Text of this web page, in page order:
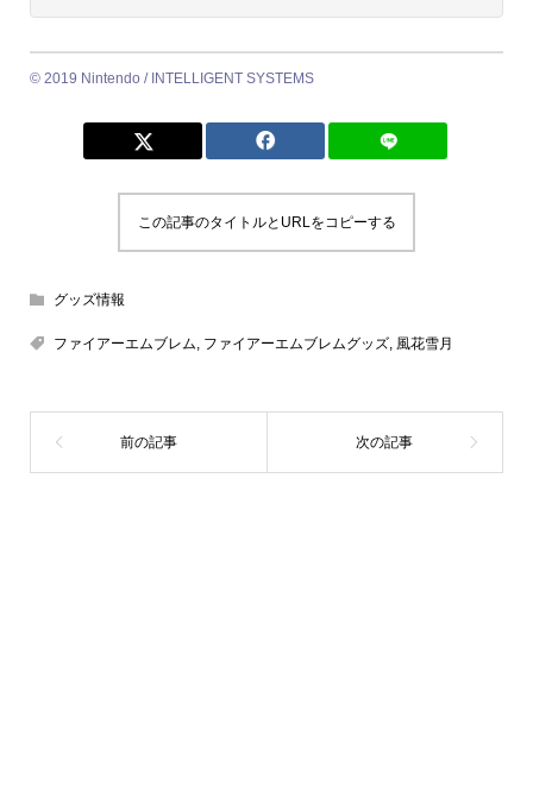
©︎ 2019 Nintendo / INTELLIGENT SYSTEMS
この記事のタイトルとURLをコピーする
グッズ情報
ファイアーエムブレム, ファイアーエムブレムグッズ, 風花雪月